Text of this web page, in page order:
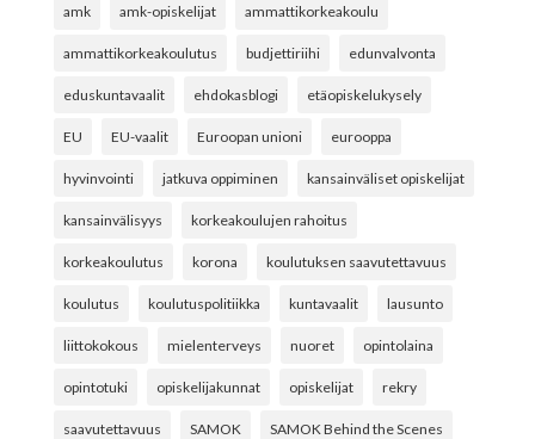
amk amk-opiskelijat ammattikorkeakoulu
ammattikorkeakoulutus budjettiriihi edunvalvonta
eduskuntavaalit ehdokasblogi etäopiskelukysely
EU EU-vaalit Euroopan unioni eurooppa
hyvinvointi jatkuva oppiminen kansainväliset opiskelijat
kansainvälisyys korkeakoulujen rahoitus
korkeakoulutus korona koulutuksen saavutettavuus
koulutus koulutuspolitiikka kuntavaalit lausunto
liittokokous mielenterveys nuoret opintolaina
opintotuki opiskelijakunnat opiskelijat rekry
saavutettavuus SAMOK SAMOK Behind the Scenes